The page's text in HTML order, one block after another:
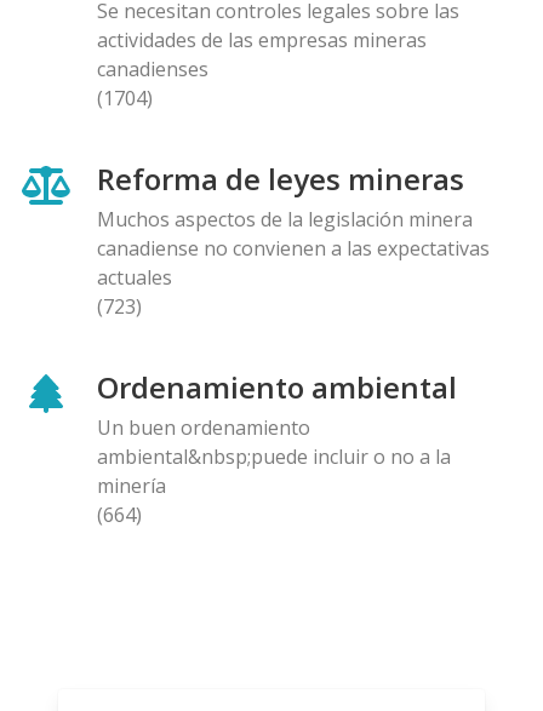
Se necesitan controles legales sobre las
actividades de las empresas mineras
canadienses
(1704)
Reforma de leyes mineras
Muchos aspectos de la legislación minera
canadiense no convienen a las expectativas
actuales
(723)
Ordenamiento ambiental
Un buen ordenamiento
ambiental&nbsp;puede incluir o no a la
minería
(664)